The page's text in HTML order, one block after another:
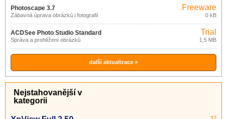
Photoscape 3.7
Zábavná úprava obrázků i fotografií
Freeware
0 kB
ACDSee Photo Studio Standard
2021
Správa a prohlížení obrázků
Trial
1,5 MB
další aktualizace »
Nejstahovanější v
kategorii